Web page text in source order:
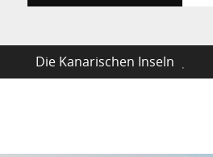
Die Kanarischen Inseln